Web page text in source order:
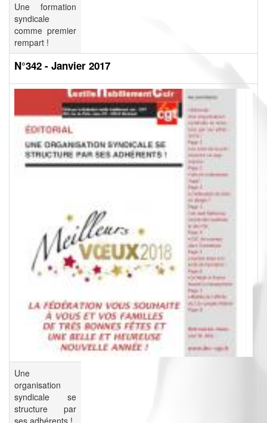
Une formation
syndicale
comme premier
rempart !
N°342 - Janvier 2017
Une
organisation
syndicale se
structure par